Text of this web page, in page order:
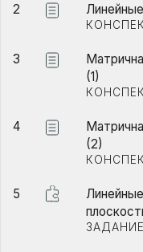
2
3
(1)
4
(2)
5
ЗАДАНИЕ